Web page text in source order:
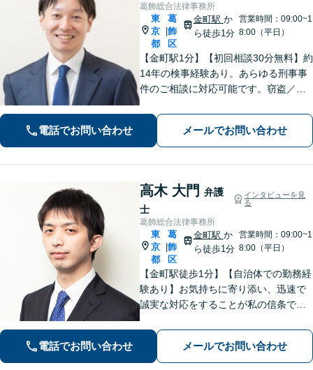
葛飾総合法律事務所
東
京
都
葛
飾
区
金町駅 か
ら徒歩1分
営業時間：09:00~1
8:00（平日）
【金町駅1分】【初回相談30分無料】約
14年の検事経験あり。あらゆる刑事事
件のご相談に対応可能です。窃盗／詐
事件は早急にご相談ください。【相続
事件もお任せください】遺産分割協
議・調停／遺留分／遺言書作成など幅
広く対応
電話でお問い合わせ メールでお問い合わせ
高木 大門 弁護
士
インタビューを見
る
葛飾総合法律事務所
東
京
都
葛
飾
区
金町駅 か
ら徒歩1分
営業時間：09:00~1
8:00（平日）
【金町駅徒歩1分】【自治体での勤務経
験あり】お気持ちに寄り添い、迅速で
誠実な対応をすることが私の信条で
し、最高のリーガルサービスをご提供
します。お気軽にご相談ください【初
回面談30分無料】【平日夜間対応可】
電話でお問い合わせ メールでお問い合わせ